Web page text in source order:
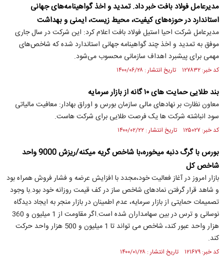
مدیرعامل فولاد بافت خبر داد. تمدید و اخذ گواهینامه‌های جهانی
استاندارد در حوزه‌های کیفیت، محیط زیست، ایمنی و بهداشت
مدیرعامل شرکت احیا استیل فولاد بافت اعلام کرد: این شرکت در سال جاری
موفق به تمدید و اخذ چند گواهینامه جهانی استاندارد شده که شاخص‌های
مهمی برای پیشبرد اهداف سازمانی محسوب می‌شود.
کد خبر: ۱۲۷۸۳۲ تاریخ انتشار : ۱۴۰۰/۰۶/۲۸
بند طلایی حمایت های ۱۰ گانه از بازار سرمایه
معاون نظارت بر نهادهای مالی سازمان بورس و اوراق بهادار: معافیت مالیاتی
سود انباشته شرکت ها یک فرصت طلایی برای شرکت هاست.
کد خبر: ۱۲۵۰۲۷ تاریخ انتشار : ۱۴۰۰/۰۲/۲۲
بورس با گرگ دنبه میخوره،با شاخص گریه میکنه/ریزش 9000 واحد
شاخص کل
بازار امروز در آغاز فعالیت خود،مجدد با افزایش عرضه و فشار فروش همراه بود
و شاهد قرار گرفتن نمادهای شاخص ساز در کف قیمت روزانه خود بود.با وجود
تصمیمات حمایتی از بازار سرمایه، عدم اطمینان در بازار منجر به ایجاد دیدگاه
نوسانی و ترس در بین سهامداران شده است.اگر مقاومت از 1 میلیون و 360
هزار واحد عبور کند، شاخص می تواند تا 1 میلیون و 500 هزار واحد حرکت
کند.
کد خبر: ۱۲۱۶۷۹ تاریخ انتشار : ۱۴۰۰/۰۱/۲۸